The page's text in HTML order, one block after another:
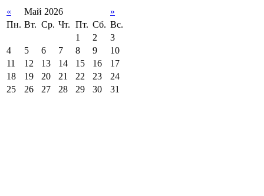
« Май 2026
»
Пн. Вт. Ср. Чт. Пт. Сб. Вс.
1
2
3
4
5 6 7 8 9
10
11
12 13 14 15 16
17
18
19 20 21 22 23
24
25
26 27 28 29 30 31